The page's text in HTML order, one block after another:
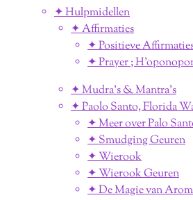
✦ Hulpmidellen
✦ Affirmaties
✦ Positieve
✦ Prayer ;
✦ Mudra's & Mantra's
✦ Paolo Santo, Florida
✦ Meer over Palo
✦ Smudging Geuren
✦ Wierook
✦ Wierook Geuren
✦ De Magie van